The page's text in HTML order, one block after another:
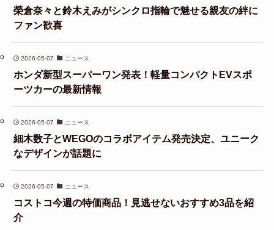
榮倉奈々と鈴木えみがシンクロ指輪で魅せる親友の絆に
ファン歓喜
2026-05-07 ニュース
ホンダ新型スーパーワン発表！軽量コンパクトEVスポ
ーツカーの最新情報
2026-05-07 ニュース
細木数子とWEGOのコラボアイテム発売決定、ユニーク
なデザインが話題に
2026-05-07 ニュース
コストコ今週の特価商品！見逃せないおすすめ3品を紹
介